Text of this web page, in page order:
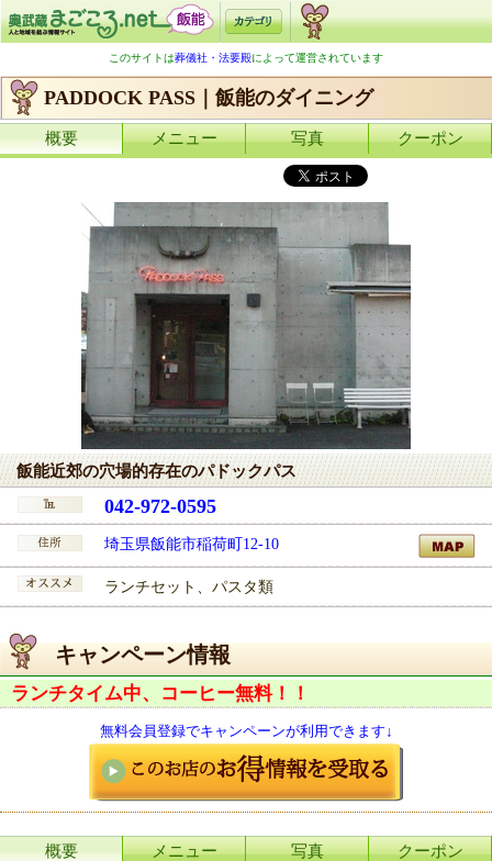
このサイトは葬儀社・法要殿によって運営されています
PADDOCK PASS｜飯能のダイニング
概要 メニュー 写真 クーポン
飯能近郊の穴場的存在のパドックパス
042-972-0595
埼玉県飯能市稲荷町12-10
ランチセット、パスタ類
キャンペーン情報
ランチタイム中、コーヒー無料！！
無料会員登録でキャンペーンが利用できます↓
概要 メニュー 写真 クーポン